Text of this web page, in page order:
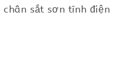
sắt sơn tĩnh điện